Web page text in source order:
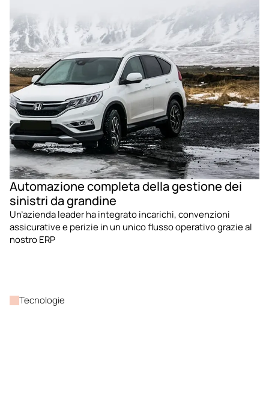
Automazione completa della gestione dei
sinistri da grandine
Un’azienda leader ha integrato incarichi, convenzioni
assicurative e perizie in un unico flusso operativo grazie al
nostro ERP
Tecnologie